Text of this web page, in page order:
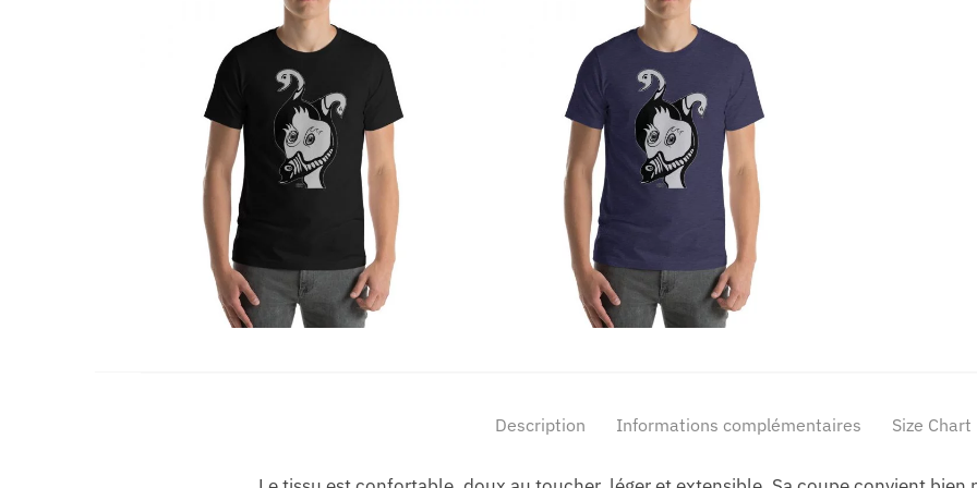
Description Informations complémentaires Size Chart